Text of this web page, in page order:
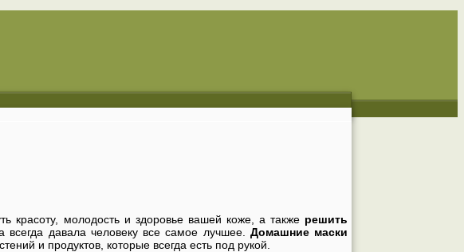
красоту, молодость и здоровье вашей коже, а также решить
давала человеку все самое лучшее. Домашние маски
и продуктов, которые всегда есть под рукой.